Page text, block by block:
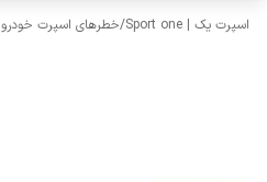
اسپرت یک | Sport one /خطرهای اسپرت خودرو